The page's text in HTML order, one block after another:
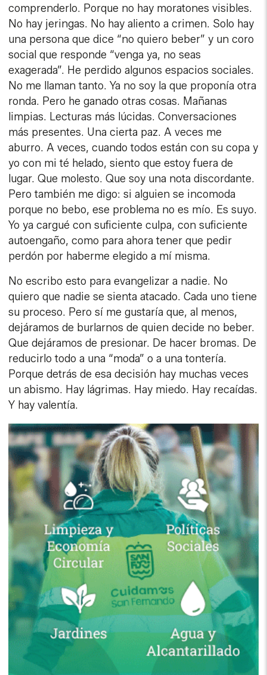
comprenderlo. Porque no hay moratones visibles.
No hay jeringas. No hay aliento a crimen. Solo hay
una persona que dice “no quiero beber” y un coro
social que responde “venga ya, no seas
exagerada”. He perdido algunos espacios sociales.
No me llaman tanto. Ya no soy la que proponía otra
ronda. Pero he ganado otras cosas. Mañanas
limpias. Lecturas más lúcidas. Conversaciones
más presentes. Una cierta paz. A veces me
aburro. A veces, cuando todos están con su copa y
yo con mi té helado, siento que estoy fuera de
lugar. Que molesto. Que soy una nota discordante.
Pero también me digo: si alguien se incomoda
porque no bebo, ese problema no es mío. Es suyo.
Yo ya cargué con suficiente culpa, con suficiente
autoengaño, como para ahora tener que pedir
perdón por haberme elegido a mí misma.
No escribo esto para evangelizar a nadie. No
quiero que nadie se sienta atacado. Cada uno tiene
su proceso. Pero sí me gustaría que, al menos,
dejáramos de burlarnos de quien decide no beber.
Que dejáramos de presionar. De hacer bromas. De
reducirlo todo a una “moda” o a una tontería.
Porque detrás de esa decisión hay muchas veces
un abismo. Hay lágrimas. Hay miedo. Hay recaídas.
Y hay valentía.